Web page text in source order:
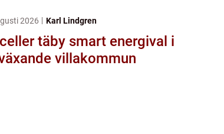
2026 Karl Lindgren
täby smart energival i
villakommun